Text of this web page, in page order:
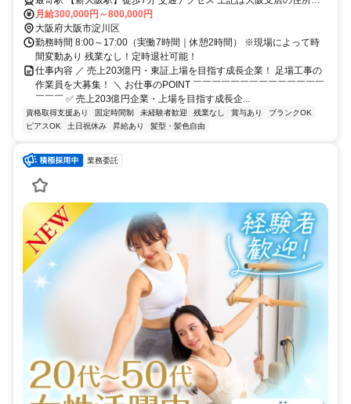
す。 【ＰＯＩＮＴ】 ■主な現場は大阪府・京都府・奈良県など ⇒ 現
月給300,000円～800,000円
大阪府大阪市淀川区
勤務時間 8:00～17:00（実働7時間｜休憩2時間） ※現場によって時
間変動あり 残業なし！定時退社可能！
仕事内容 ／ 売上203億円・東証上場を目指す成長企業！ 足場工事の
作業員を大募集！ ＼ お仕事のPOINT ￣￣￣￣￣￣￣￣￣￣￣￣￣￣
￣￣￣ ✅ 売上203億円企業・上場を目指す成長企...
資格取得支援あり 固定時間制 未経験者歓迎 残業なし 賞与あり
ブランクOK
ピアスOK
土日祝休み 昇給あり 髪型・髪色自由
業務委託